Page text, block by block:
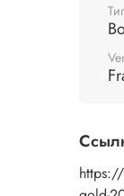
В чем